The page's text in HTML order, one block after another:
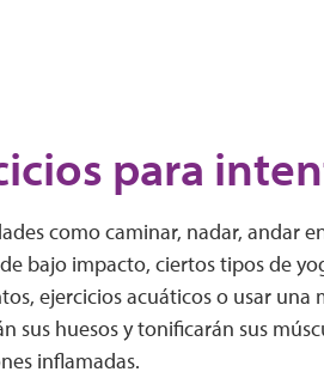
para
como caminar, nadar, andar
bajo impacto, ciertos tipos de
ejercicios acuáticos o usar una
sus huesos y tonificarán sus
inflamadas.